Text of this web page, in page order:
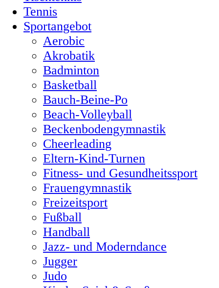
Tennis
Sportangebot
Aerobic
Akrobatik
Badminton
Basketball
Bauch-Beine-Po
Beach-Volleyball
Beckenbodengymnastik
Cheerleading
Eltern-Kind-Turnen
Fitness- und Gesundheitssport
Frauengymnastik
Freizeitsport
Fußball
Handball
Jazz- und Moderndance
Jugger
Judo